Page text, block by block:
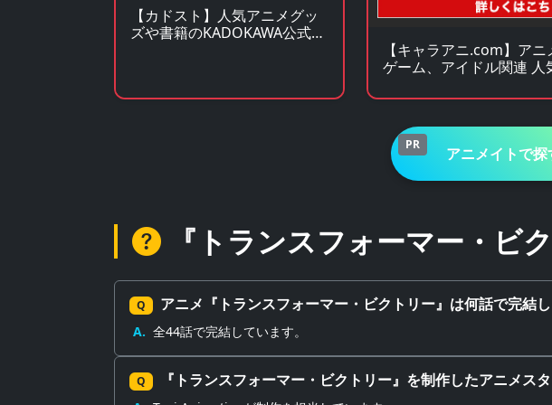
【カドスト】人気アニメグッ
ズや書籍のKADOKAWA公式オ
【キャラアニ.com】アニ
ゲーム、アイドル関連 人
PR アニメイトで探
『トランスフォーマー・ビ
Q アニメ『トランスフォーマー・ビクトリー』は何話で完結
A. 全44話で完結しています。
Q 『トランスフォーマー・ビクトリー』を制作したアニメス